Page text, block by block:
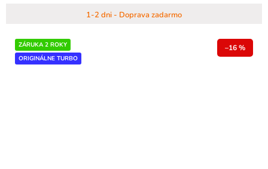
1-2 dni - Doprava zadarmo
ZÁRUKA 2 ROKY
ORIGINÁLNE TURBO
–16 %